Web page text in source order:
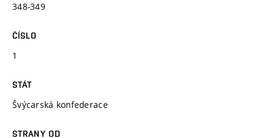
348-349
ČÍSLO
1
STÁT
Švýcarská konfederace
STRANY OD